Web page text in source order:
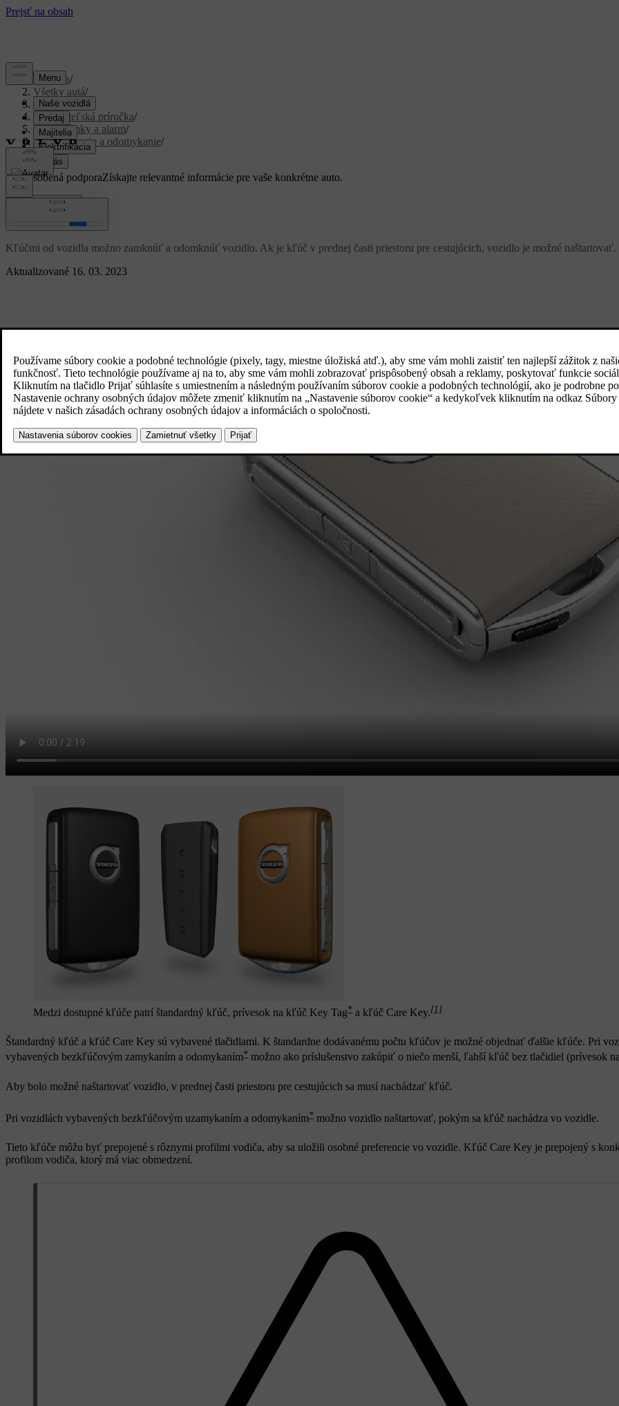
Podpora/
Všetky autá/
XC40 2024/
Používateľská príručka/
Kľúč, zámky a alarm/
Uzamykanie a odomykanie/
Kľúče
Prispôsobená podporaZískajte relevantné informácie pre vaše konkrétne auto.
Zaregistrovať sa
Aktualizované 16. 03. 2023
Kľúčmi od vozidla možno zamknúť a odomknúť vozidlo. Ak je kľúč v prednej časti priestoru pre cestujúcich, vozidlo je možné naštartovať.
Medzi dostupné kľúče patrí štandardný kľúč, prívesok na kľúč Key Tag* a kľúč Care Key.[1]
Štandardný kľúč a kľúč Care Key sú vybavené tlačidlami. K štandardne dodávanému počtu kľúčov je možné objednať ďalšie kľúče. Pri
vybavených bezkľúčovým zamykaním a odomykaním* možno ako príslušenstvo zakúpiť o niečo menší, ľahší kľúč bez tlačidiel (prívesok
Aby bolo možné naštartovať vozidlo, v prednej časti priestoru pre cestujúcich sa musí nachádzať kľúč.
Pri vozidlách vybavených bezkľúčovým uzamykaním a odomykaním* možno vozidlo naštartovať, pokým sa kľúč nachádza vo vozidle.
Tieto kľúče môžu byť prepojené s rôznymi profilmi vodiča, aby sa uložili osobné preferencie vo vozidle. Kľúč Care Key je prepojený s
profilom vodiča, ktorý má viac obmedzení.